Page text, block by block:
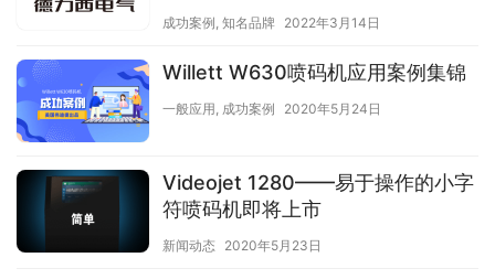
成功案例, 知名品牌 2022年3月14日
Willett W630喷码机应用案例集锦
一般应用, 成功案例 2020年5月24日
Videojet 1280——易于操作的小字
符喷码机即将上市
新闻动态 2020年5月23日